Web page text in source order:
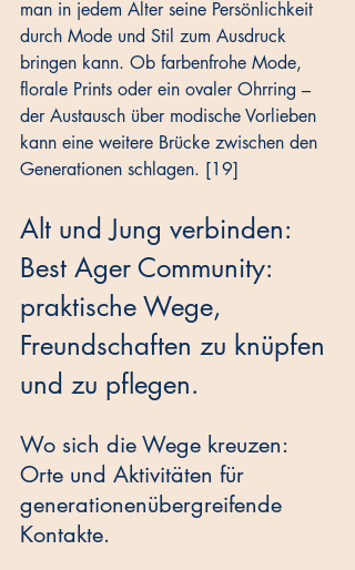
man in jedem Alter seine Persönlichkeit
durch Mode und Stil zum Ausdruck
bringen kann. Ob farbenfrohe Mode,
florale Prints oder ein ovaler Ohrring –
der Austausch über modische Vorlieben
kann eine weitere Brücke zwischen den
Generationen schlagen. [19]
Alt und Jung verbinden:
Best Ager Community:
praktische Wege,
Freundschaften zu knüpfen
und zu pflegen.
Wo sich die Wege kreuzen:
Orte und Aktivitäten für
generationenübergreifende
Kontakte.